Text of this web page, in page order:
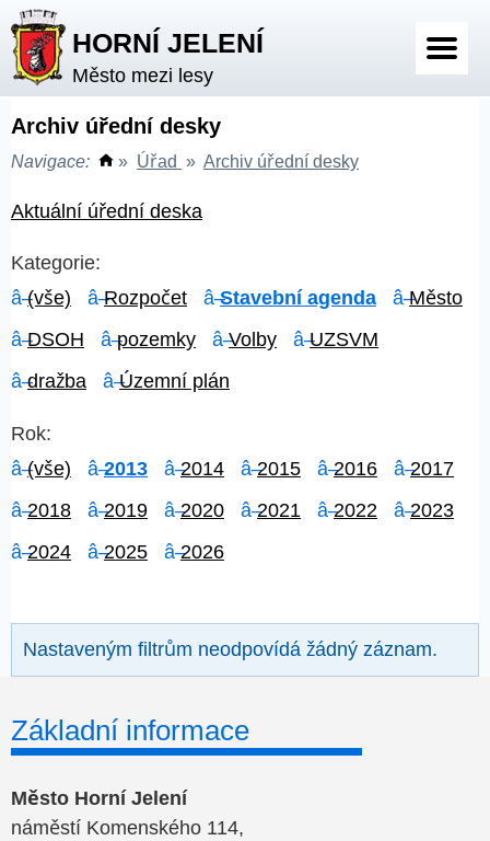
HORNÍ JELENÍ
Město mezi lesy
Archiv úřední desky
Navigace: » Úřad » Archiv úřední desky
Aktuální úřední deska
Kategorie:
(vše)
Rozpočet Stavební agenda
Město
DSOH
pozemky Volby
UZSVM
dražba
Územní plán
Rok:
(vše)
2013 2014 2015 2016
2017
2018
2019 2020 2021 2022
2023
2024
2025 2026
Nastaveným filtrům neodpovídá žádný záznam.
Základní informace
Město Horní Jelení
náměstí Komenského 114,